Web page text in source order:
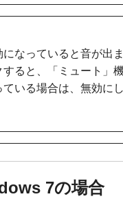
なっていると音が出
ると、「ミュート」
ている場合は、無効に
7の場合